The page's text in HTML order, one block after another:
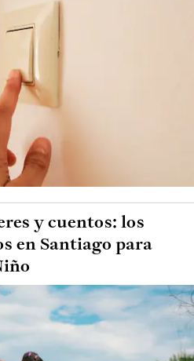
y cuentos: los
en Santiago para